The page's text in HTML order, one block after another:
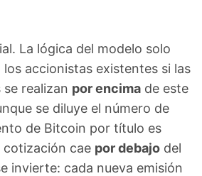
La lógica del modelo solo
accionistas existentes si las
se realizan por encima de este
se diluye el número de
de Bitcoin por título es
cotización cae por debajo del
invierte: cada nueva emisión